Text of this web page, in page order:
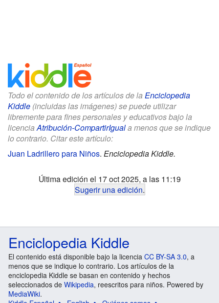
Todo el contenido de los artículos de la Enciclopedia
Kiddle (incluidas las imágenes) se puede utilizar
libremente para fines personales y educativos bajo la
licencia Atribución-CompartirIguala menos que se indique
lo contrario. Citar este artículo:
Juan Ladrillero para Niños. Enciclopedia Kiddle.
Última edición el 17 oct 2025, a las 11:19
Sugerir una edición.
Enciclopedia Kiddle
El contenido está disponible bajo la licencia CC BY-SA 3.0, a
menos que se indique lo contrario. Los artículos de la
enciclopedia Kiddle se basan en contenido y hechos
seleccionados de Wikipedia, reescritos para niños. Powered by
MediaWiki.